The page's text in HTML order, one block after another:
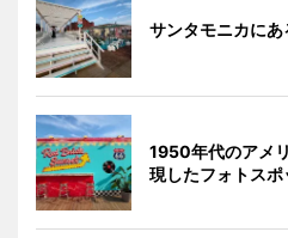
サンタモニカに
1950年代のアメ
現したフォトスポ